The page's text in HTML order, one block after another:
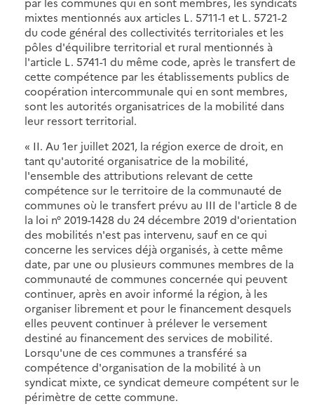
mixtes mentionnés aux articles L. 5711-1 et L. 5721-2
du code général des collectivités territoriales et les
pôles d'équilibre territorial et rural mentionnés à
l'article L. 5741-1 du même code, après le transfert de
cette compétence par les établissements publics de
coopération intercommunale qui en sont membres,
sont les autorités organisatrices de la mobilité dans
leur ressort territorial.
« II. Au 1er juillet 2021, la région exerce de droit, en
tant qu'autorité organisatrice de la mobilité,
l'ensemble des attributions relevant de cette
compétence sur le territoire de la communauté de
communes où le transfert prévu au III de l'article 8 de
la loi n° 2019-1428 du 24 décembre 2019 d'orientation
des mobilités n'est pas intervenu, sauf en ce qui
concerne les services déjà organisés, à cette même
date, par une ou plusieurs communes membres de la
communauté de communes concernée qui peuvent
continuer, après en avoir informé la région, à les
organiser librement et pour le financement desquels
elles peuvent continuer à prélever le versement
destiné au financement des services de mobilité.
Lorsqu'une de ces communes a transféré sa
compétence d'organisation de la mobilité à un
syndicat mixte, ce syndicat demeure compétent sur le
périmètre de cette commune.